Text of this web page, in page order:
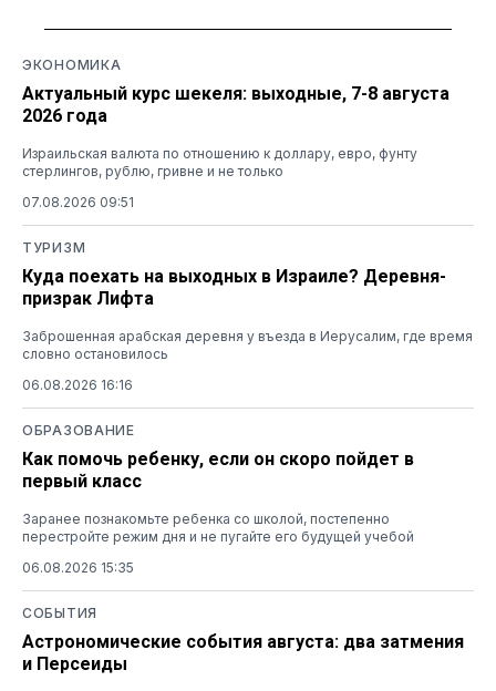
ЭКОНОМИКА
Актуальный курс шекеля: выходные, 7-8 августа
2026 года
Израильская валюта по отношению к доллару, евро, фунту
стерлингов, рублю, гривне и не только
07.08.2026 09:51
ТУРИЗМ
Куда поехать на выходных в Израиле? Деревня-
призрак Лифта
Заброшенная арабская деревня у въезда в Иерусалим, где время
словно остановилось
06.08.2026 16:16
ОБРАЗОВАНИЕ
Как помочь ребенку, если он скоро пойдет в
первый класс
Заранее познакомьте ребенка со школой, постепенно
перестройте режим дня и не пугайте его будущей учебой
06.08.2026 15:35
СОБЫТИЯ
Астрономические события августа: два затмения
и Персеиды